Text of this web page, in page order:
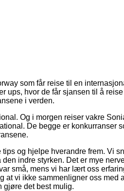
som får reise til en
ups, hvor de får sjansen til å
i verden.
Og i morgen reiser vakre
De begge er konkurranser
og hjelpe hverandre frem. Vi
indre styrken. Det er mye
små, mens vi har lært oss
at vi ikke sammenligner oss med
gjøre det best mulig.